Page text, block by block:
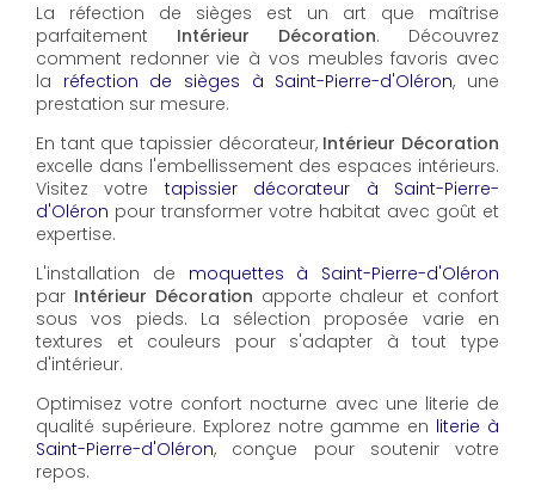
La réfection de sièges est un art que maîtrise
parfaitement Intérieur Décoration. Découvrez
comment redonner vie à vos meubles favoris avec
la réfection de sièges à Saint-Pierre-d'Oléron, une
prestation sur mesure.
En tant que tapissier décorateur, Intérieur Décoration
excelle dans l'embellissement des espaces intérieurs.
Visitez votre tapissier décorateur à Saint-Pierre-
d'Oléron pour transformer votre habitat avec goût et
expertise.
L'installation de moquettes à Saint-Pierre-d'Oléron
par Intérieur Décoration apporte chaleur et confort
sous vos pieds. La sélection proposée varie en
textures et couleurs pour s'adapter à tout type
d'intérieur.
Optimisez votre confort nocturne avec une literie de
qualité supérieure. Explorez notre gamme en literie à
Saint-Pierre-d'Oléron, conçue pour soutenir votre
repos.